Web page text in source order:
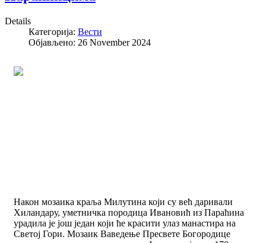
Details
Категорија: Вести
Објављено: 26 November 2024
Након мозаика краља Милутина који су већ даривали
Хиландару, уметничка породица Ивановић из Параћина
урадила је још један који ће красити улаз манастира на
Светој Гори. Мозаик Ваведење Пресвете Богородице